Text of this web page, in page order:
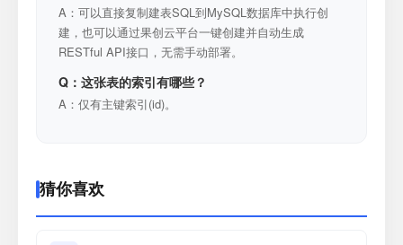
A：可以直接复制建表SQL到MySQL数据库中执行创
建，也可以通过果创云平台一键创建并自动生成
RESTful API接口，无需手动部署。
Q：这张表的索引有哪些？
A：仅有主键索引(id)。
猜你喜欢